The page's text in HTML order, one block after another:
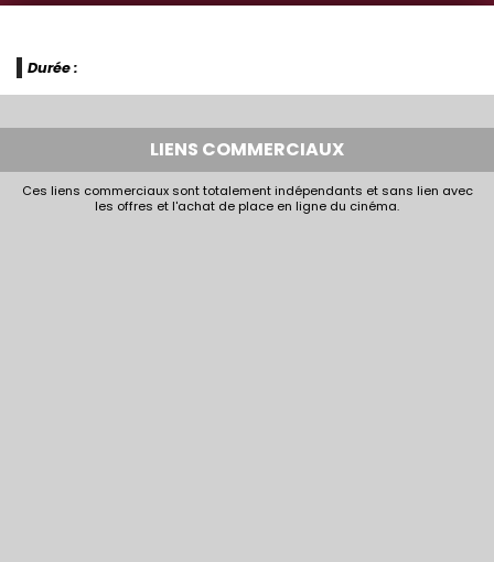
Durée :
LIENS COMMERCIAUX
Ces liens commerciaux sont totalement indépendants et sans lien avec
les offres et l'achat de place en ligne du cinéma.